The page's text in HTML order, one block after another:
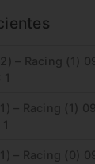
– Racing (1)
1
– Racing (1)
– Racing (0)